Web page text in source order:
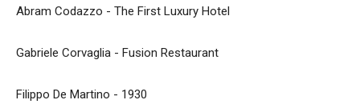
Abram Codazzo - The First Luxury Hotel
Gabriele Corvaglia - Fusion Restaurant
Filippo De Martino - 1930